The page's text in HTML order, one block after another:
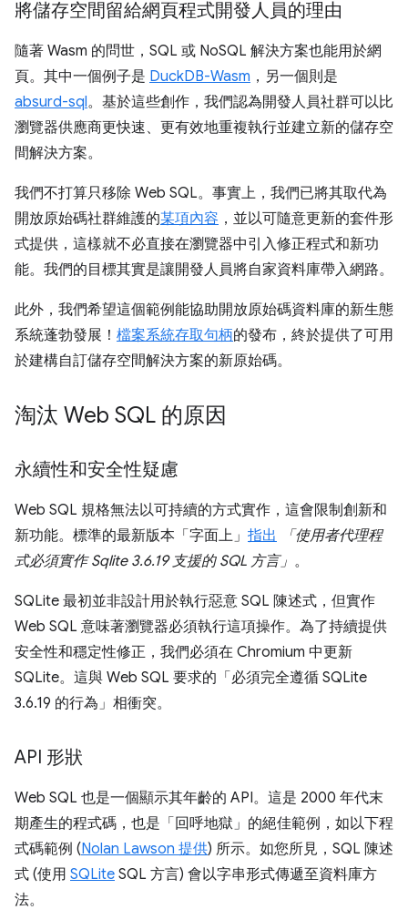
將儲存空間留給網頁程式開發人員的理由
隨著 Wasm 的問世，SQL 或 NoSQL 解決方案也能用於網
頁。其中一個例子是 DuckDB-Wasm ，另一個則是
absurd-sql。基於這些創作，我們認為開發人員社群可以比
瀏覽器供應商更快速、更有效地重複執行並建立新的儲存空
間解決方案。
我們不打算只移除 Web SQL。事實上，我們已將其取代為
開放原始碼社群維護的某項內容 ，並以可隨意更新的套件形
式提供，這樣就不必直接在瀏覽器中引入修正程式和新功
能。我們的目標其實是讓開發人員將自家資料庫帶入網路。
此外，我們希望這個範例能協助開放原始碼資料庫的新生態
系統蓬勃發展！ 檔案系統存取句柄的發布，終於提供了可用
於建構自訂儲存空間解決方案的新原始碼。
淘汰 Web SQL 的原因
永續性和安全性疑慮
Web SQL 規格無法以可持續的方式實作，這會限制創新和
新功能。標準的最新版本「字面上」 指出
「使用者代理程
式必須實作 Sqlite 3.6.19 支援的 SQL 方言」 。
SQLite 最初並非設計用於執行惡意 SQL 陳述式，但實作
Web SQL 意味著瀏覽器必須執行這項操作。為了持續提供
安全性和穩定性修正，我們必須在 Chromium 中更新
SQLite。這與 Web SQL 要求的「必須完全遵循 SQLite
3.6.19 的行為」相衝突。
API 形狀
Web SQL 也是一個顯示其年齡的 API。這是 2000 年代末
期產生的程式碼，也是「回呼地獄」的絕佳範例，如以下程
式碼範例 (Nolan Lawson 提供) 所示。如您所見，SQL 陳述
式 (使用 SQLite SQL 方言) 會以字串形式傳遞至資料庫方
法。